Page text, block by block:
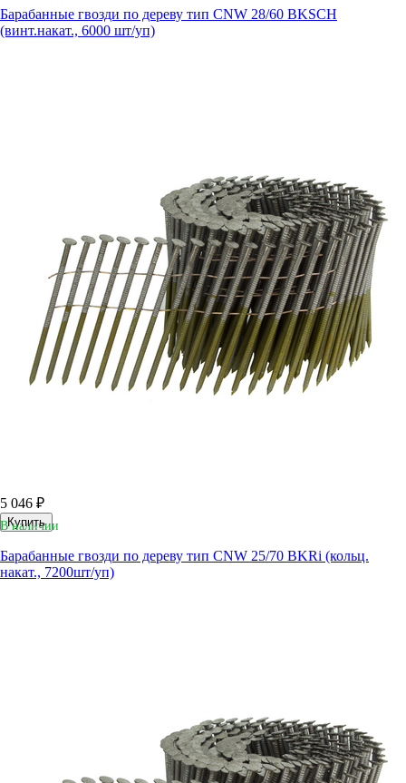
Барабанные гвозди по дереву тип CNW 28/60 BKSCH
(винт.накат., 6000 шт/уп)
5 046 ₽
Купить
В наличии
Барабанные гвозди по дереву тип CNW 25/70 BKRi (кольц.
накат., 7200шт/уп)